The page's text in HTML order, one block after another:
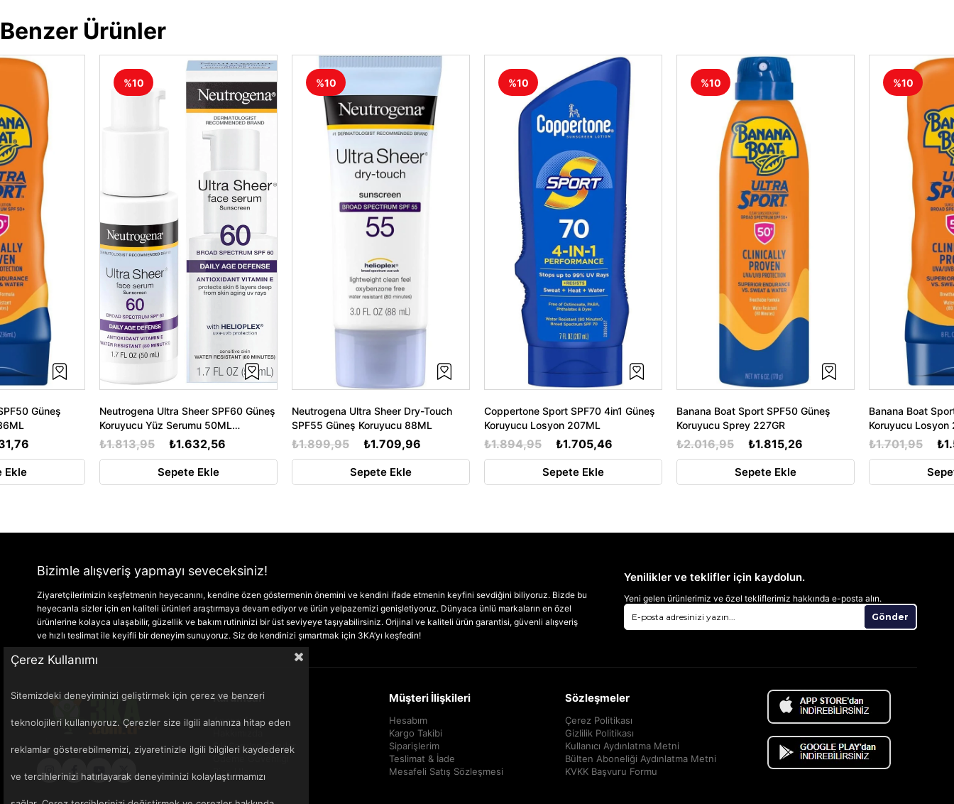
Benzer Ürünler
Güneş
Ekle
Neutrogena Ultra Sheer SPF60 Güneş
Koruyucu Yüz Serumu 50ML
SKT:01/2027
₺1.632,56
₺1.813,95
Sepete Ekle
%10
Neutrogena Ultra Sheer Dry-Touch
SPF55 Güneş Koruyucu 88ML
₺1.709,96
₺1.899,95
Sepete Ekle
%10
Coppertone Sport SPF70 4in1 Güneş
Koruyucu Losyon 207ML
₺1.705,46
₺1.894,95
Sepete Ekle
%10
Banana Boat Sport SPF50 Güneş
Koruyucu Sprey 227GR
₺1.815,26
₺2.016,95
Sepete Ekle
%10
Banana Boat
Koruyucu Losyon
₺1.701,95
%10
Bizimle alışveriş yapmayı seveceksiniz!
Ziyaretçilerimizin keşfetmenin heyecanını, kendine özen göstermenin önemini ve kendini ifade etmenin keyfini sevdiğini biliyoruz. Bizde bu
heyecanla sizler için en kaliteli ürünleri araştırmaya devam ediyor ve ürün yelpazemizi genişletiyoruz. Dünyaca ünlü markaların en özel
ürünlerine kolayca ulaşabilir, güzellik ve bakım rutininizi bir üst seviyeye taşıyabilirsiniz. Orijinal ve kaliteli ürün garantisi, güvenli alışveriş
ve hızlı teslimat ile keyifli bir deneyim sunuyoruz. Siz de kendinizi şımartmak için 3KA’yı keşfedin!
Yenilikler ve teklifler için kaydolun.
Yeni gelen ürünlerimiz ve özel tekliflerimiz hakkında e-posta alın.
Gönder
Kurumsal
Anasayfa
Sık Sorulan Sorular
Ödeme Güvenliği
Bize Ulaşın
Müşteri İlişkileri
Hesabım
Kargo Takibi
Siparişlerim
Teslimat & İade
Mesafeli Satış Sözleşmesi
Sözleşmeler
Çerez Politikası
Gizlilik Politikası
Kullanıcı Aydınlatma Metni
Bülten Aboneliği Aydınlatma Metni
KVKK Başvuru Formu
Çerez Kullanımı
Sitemizdeki deneyiminizi geliştirmek için çerez ve benzeri
teknolojileri kullanıyoruz. Çerezler size ilgili alanınıza hitap eden
reklamlar gösterebilmemizi, ziyaretinizle ilgili bilgileri kaydederek
ve tercihlerinizi hatırlayarak deneyiminizi kolaylaştırmamızı